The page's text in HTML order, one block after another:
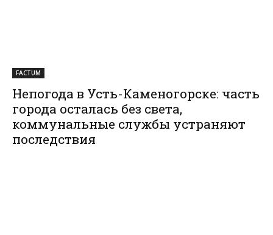
FACTUM
Непогода в Усть-Каменогорске: часть
города осталась без света,
коммунальные службы устраняют
последствия